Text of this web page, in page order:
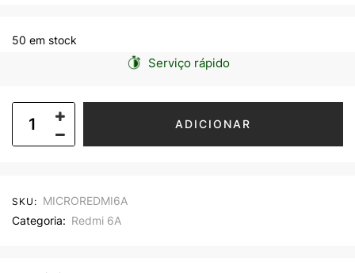
50 em stock
Serviço rápido
ADICIONAR
SKU: MICROREDMI6A
Categoria: Redmi 6A